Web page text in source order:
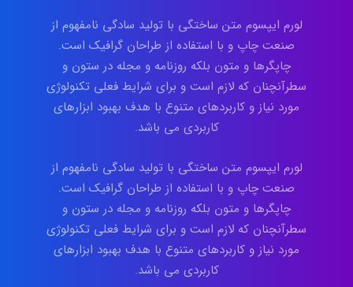
لورم ایپسوم متن ساختگی با تولید سادگی نامفهوم از
صنعت چاپ و با استفاده از طراحان گرافیک است.
چاپگرها و متون بلکه روزنامه و مجله در ستون و
سطرآنچنان که لازم است و برای شرایط فعلی تکنولوژی
مورد نیاز و کاربردهای متنوع با هدف بهبود ابزارهای
کاربردی می باشد.
لورم ایپسوم متن ساختگی با تولید سادگی نامفهوم از
صنعت چاپ و با استفاده از طراحان گرافیک است.
چاپگرها و متون بلکه روزنامه و مجله در ستون و
سطرآنچنان که لازم است و برای شرایط فعلی تکنولوژی
مورد نیاز و کاربردهای متنوع با هدف بهبود ابزارهای
کاربردی می باشد.